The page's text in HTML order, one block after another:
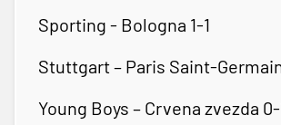
Sporting - Bologna 1-1
Stuttgart – Paris Saint-
Young Boys – Crvena zvezda 0-